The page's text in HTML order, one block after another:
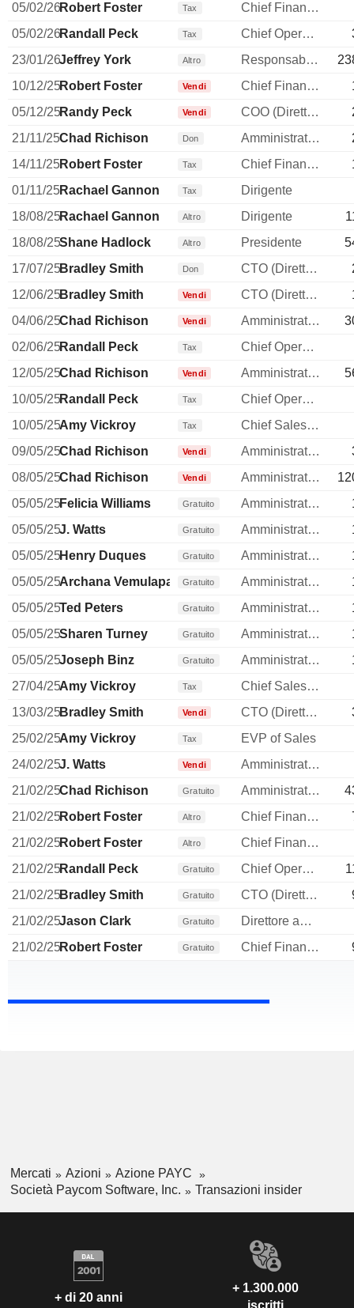
05/02/26Robert Foster Tax
Chief Financial Officer
05/02/26Randall Peck Tax Chief Operating Officer
23/01/26Jeffrey York Altro Responsable ventes & marketing
10/12/25Robert Foster Vendi Chief Financial Officer
05/12/25Randy Peck Vendi COO (Direttore operativo)
21/11/25Chad Richison Don Amministratore delegato
14/11/25Robert Foster Tax Chief Financial Officer
01/11/25Rachael Gannon Tax
Dirigente
18/08/25Rachael Gannon Altro Dirigente
18/08/25Shane Hadlock Altro Presidente
17/07/25Bradley Smith Don CTO (Direttore tecnico)
12/06/25Bradley Smith Vendi CTO (Direttore tecnico)
04/06/25Chad Richison Vendi Amministratore delegato
02/06/25Randall Peck Tax
Chief Operating Officer
12/05/25Chad Richison Vendi Amministratore delegato
10/05/25Randall Peck Tax
Chief Operating Officer
10/05/25Amy Vickroy Tax
Chief Sales Officer
09/05/25Chad Richison Vendi Amministratore delegato
08/05/25Chad Richison Vendi Amministratore delegato
05/05/25Felicia Williams Gratuito Amministratore
05/05/25J. Watts Gratuito Amministratore
05/05/25Henry Duques Gratuito Amministratore
05/05/25Archana Vemulapalli Gratuito Amministratore
05/05/25Ted Peters Gratuito Amministratore
05/05/25Sharen Turney Gratuito Amministratore
05/05/25Joseph Binz Gratuito Amministratore
27/04/25Amy Vickroy Tax
Chief Sales Officer
13/03/25Bradley Smith Vendi CTO (Direttore tecnico)
25/02/25Amy Vickroy Tax
EVP of Sales
24/02/25J. Watts Vendi
Amministratore
21/02/25Chad Richison Gratuito Amministratore delegato
21/02/25Robert Foster Altro Chief Financial Officer
21/02/25Robert Foster Altro
Chief Financial Officer
21/02/25Randall Peck Gratuito Chief Operating Officer
21/02/25Bradley Smith Gratuito CTO (Direttore tecnico)
21/02/25Jason Clark Gratuito
Direttore amministrativo (CAO)
21/02/25Robert Foster Gratuito Chief Financial Officer
Mercati Azioni
Azione PAYC
Società Paycom Software, Inc.
Transazioni insider
+ di 20 anni
+ 1.300.000
iscritti